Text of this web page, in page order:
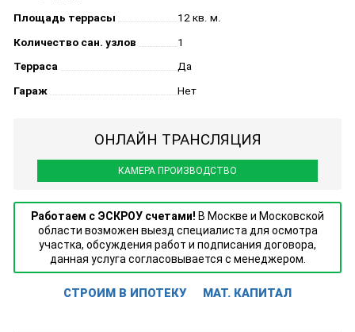
Площадь террасы
12 кв. м.
Количество сан. узлов
1
Терраса
Да
Гараж
Нет
ОНЛАЙН ТРАНСЛЯЦИЯ
КАМЕРА ПРОИЗВОДСТВО
Работаем с ЭСКРОУ счетами! В Москве и Московской
области возможен выезд специалиста для осмотра
участка, обсуждения работ и подписания договора,
данная услуга согласовывается с менеджером.
СТРОИМ В ИПОТЕКУ МАТ. КАПИТАЛ